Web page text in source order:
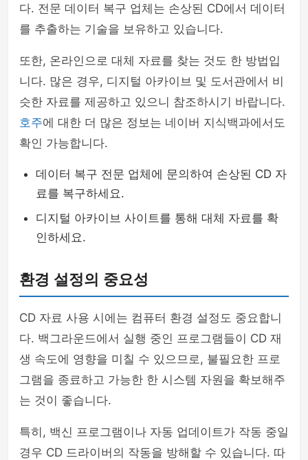
다. 전문 데이터 복구 업체는 손상된 CD에서 데이터
를 추출하는 기술을 보유하고 있습니다.
또한, 온라인으로 대체 자료를 찾는 것도 한 방법입
니다. 많은 경우, 디지털 아카이브 및 도서관에서 비
슷한 자료를 제공하고 있으니 참조하시기 바랍니다.
호주에 대한 더 많은 정보는 네이버 지식백과에서도
확인 가능합니다.
데이터 복구 전문 업체에 문의하여 손상된 CD 자
료를 복구하세요.
디지털 아카이브 사이트를 통해 대체 자료를 확
인하세요.
환경 설정의 중요성
CD 자료 사용 시에는 컴퓨터 환경 설정도 중요합니
다. 백그라운드에서 실행 중인 프로그램들이 CD 재
생 속도에 영향을 미칠 수 있으므로, 불필요한 프로
그램을 종료하고 가능한 한 시스템 자원을 확보해주
는 것이 좋습니다.
특히, 백신 프로그램이나 자동 업데이트가 작동 중일
경우 CD 드라이버의 작동을 방해할 수 있습니다. 따